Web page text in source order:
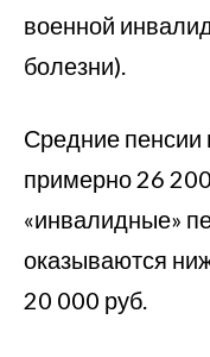
военной
болезни).
Средние
примерно 26
«инвалидные»
оказываются
20 000 руб.